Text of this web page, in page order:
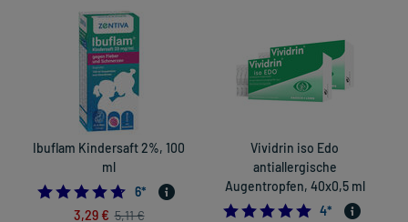
Ibuflam Kindersaft 2%, 100
ml
4.666666666666667
6*
3,29 € 5,11 €
Vividrin iso Edo
antiallergische
Augentropfen, 40x0,5 ml
5.0
4*